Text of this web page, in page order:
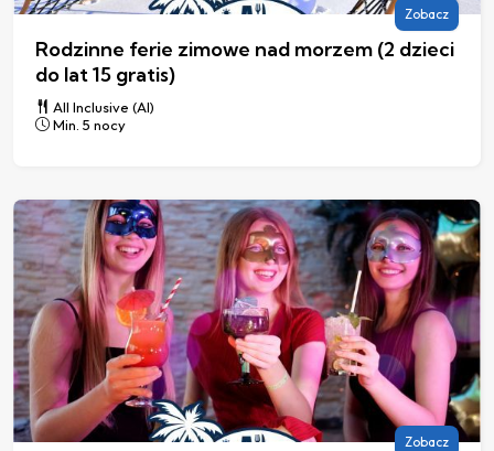
Rodzinne ferie zimowe nad morzem (2 dzieci
do lat 15 gratis)
All Inclusive (AI)
Min. 5 nocy
Zobacz
Zobacz